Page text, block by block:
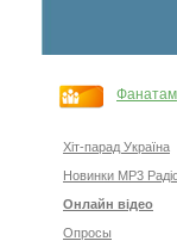
Фанатам
Хіт-парад Україна
Новинки MP3
Онлайн відео
Опросы